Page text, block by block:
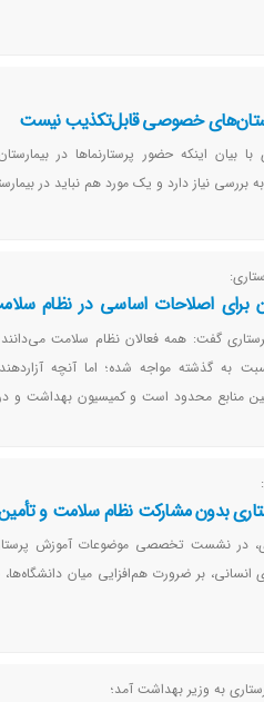
خصوصی قابل‌تکذیب نیست
با بیان اینکه حضور پرستارنماها در
نیاز دارد و یک مورد هم نباید در
برای اصلاحات اساسی در نظام
اجراء کنید
گفت: همه فعالان نظام سلامت می‌دانند
به گذشته مواجه شده؛ اما آنچه
منابع محدود است و کمیسیون بهداشت و
و کارآمدی است.
بدون مشارکت نظام سلامت و
در نشست تخصصی موضوعات آموزش
بر ضرورت هم‌افزایی میان
به وزیر بهداشت آمد؛